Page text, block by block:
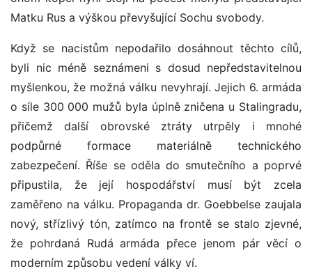
Matku Rus a výškou převyšující Sochu svobody.
Když se nacistům nepodařilo dosáhnout těchto cílů,
byli nic méně seznámeni s dosud nepředstavitelnou
myšlenkou, že možná válku nevyhrají. Jejich 6. armáda
o síle 300 000 mužů byla úplně zničena u Stalingradu,
přičemž další obrovské ztráty utrpěly i mnohé
podpůrné formace materiálně technického
zabezpečení. Říše se oděla do smutečního a poprvé
připustila, že její hospodářství musí být zcela
zaměřeno na válku. Propaganda dr. Goebbelse zaujala
nový, střízlivý tón, zatímco na frontě se stalo zjevné,
že pohrdaná Rudá armáda přece jenom pár věcí o
moderním způsobu vedení války ví.